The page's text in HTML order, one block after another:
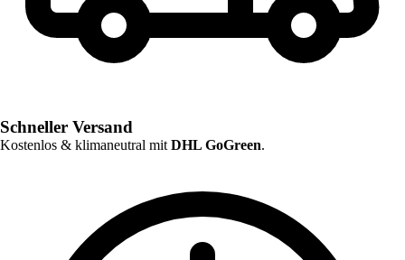
Schneller Versand
Kostenlos & klimaneutral mit DHL GoGreen.